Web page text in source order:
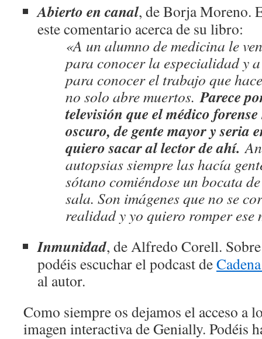
Abierto en canal, de Borja Moreno.
este comentario acerca de su libro:
«A un alumno de medicina le
para conocer la especialidad y
para conocer el trabajo que
no solo abre muertos.Parece
televisión que el médico
oscuro, de gente mayor y seria
quiero sacar al lector de ahí.
autopsias siempre las hacía
sótano comiéndose un bocata
sala. Son imágenes que no se
realidad y yo quiero romper ese
Inmunidad, de Alfredo Corell.
podéis escuchar el podcast de
al autor.
Como siempre os dejamos el acceso a
imagen interactiva de Genially. Podéis